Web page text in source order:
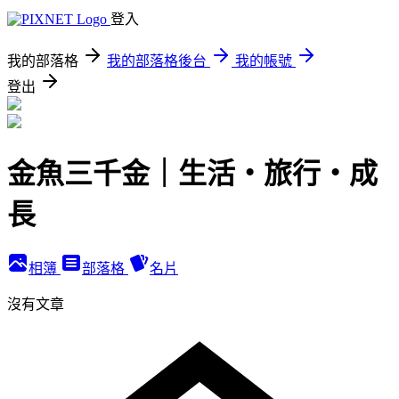
登入
我的部落格 我的部落格後台
我的帳號
登出
金魚三千金｜生活・旅行・成
長
相簿 部落格 名片
沒有文章